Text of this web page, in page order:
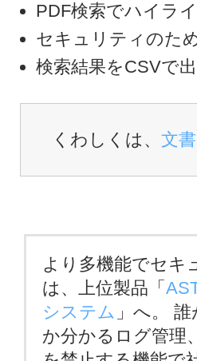
PDF検索でハイラ
セキュリティのた
検索結果をCSVで
くわしくは、 文
より多機能でセキ
は、上位製品「
システム 」へ。
か分かるログ管理